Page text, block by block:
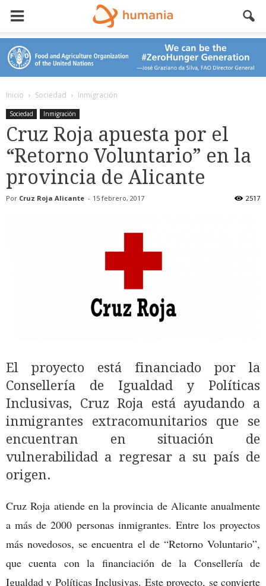
Inicio Sociedad Inmigración
Sociedad Inmigración
Cruz Roja apuesta por el
“Retorno Voluntario” en la
provincia de Alicante
Por Cruz Roja Alicante - 15 febrero, 2017 2517
El proyecto está financiado por la
Consellería de Igualdad y Políticas
Inclusivas, Cruz Roja está ayudando a
inmigrantes extracomunitarios que se
encuentran en situación de
vulnerabilidad a regresar a su país de
origen.
Cruz Roja atiende en la provincia de Alicante anualmente
a más de 2000 personas inmigrantes. Entre los proyectos
más novedosos, se encuentra el de “Retorno Voluntario”,
que cuenta con la financiación de la Consellería de
Igualdad y Políticas Inclusivas. Este proyecto, se convierte